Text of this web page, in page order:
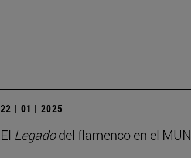
22 | 01 | 2025
El Legadodel flamenco en el MUN